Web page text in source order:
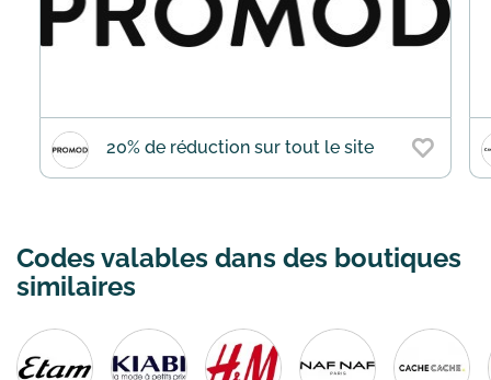
20% de réduction sur tout le site
Codes valables dans des boutiques
similaires